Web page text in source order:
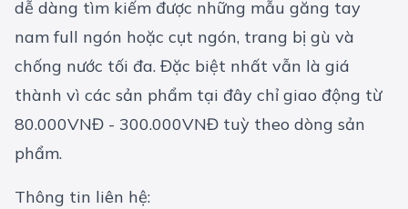
dễ dàng tìm kiếm được những mẫu găng tay
nam full ngón hoặc cụt ngón, trang bị gù và
chống nước tối đa. Đặc biệt nhất vẫn là giá
thành vì các sản phẩm tại đây chỉ giao động từ
80.000VNĐ - 300.000VNĐ tuỳ theo dòng sản
phẩm.
Thông tin liên hệ: